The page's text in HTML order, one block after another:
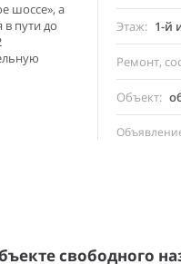
шоссе», а
пути до
Этаж 1-й
Ремонт,
Объект
свободного